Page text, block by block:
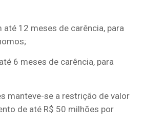
12 meses de carência, para
6 meses de carência, para
manteve-se a restrição de valor
de até R$ 50 milhões por